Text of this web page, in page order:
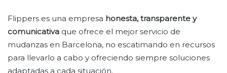
Flippers es una empresa honesta, transparente y
comunicativa que ofrece el mejor servicio de
mudanzas en Barcelona, no escatimando en recursos
para llevarlo a cabo y ofreciendo siempre soluciones
adaptadas a cada situación.